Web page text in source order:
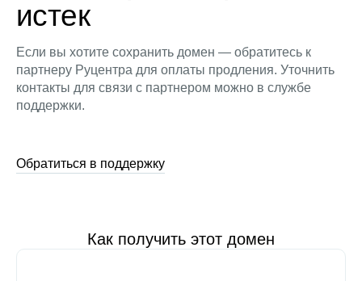
истек
Если вы хотите сохранить домен — обратитесь к
партнеру Руцентра для оплаты продления. Уточнить
контакты для связи с партнером можно в службе
поддержки.
Обратиться в поддержку
Как получить этот домен